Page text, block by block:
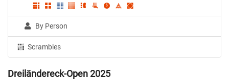
By Person
Scrambles
Dreiländereck-Open 2025